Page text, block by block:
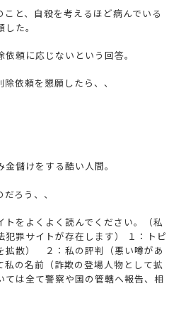
と、自殺を考えるほど病んでいる
た。
頼に応じないという回答。
依頼を懇願したら、、
儲けをする酷い人間。
ろう、、
をよくよく読んでください。（私
犯罪サイトが存在します） １：トピ
拡散） ２：私の評判（悪い噂があ
の名前（詐欺の登場人物として拡
は全て警察や国の管轄へ報告、相